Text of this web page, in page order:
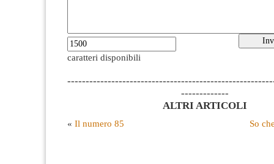
caratteri disponibili
-------------
ALTRI ARTICOLI
« Il numero 85 So